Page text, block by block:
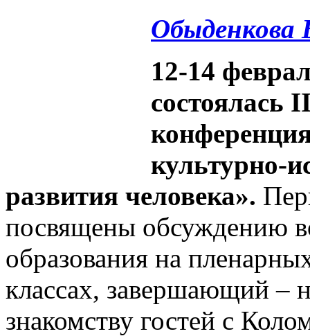
Обыденкова
12-14
состоялась
культурно-
развития человека».
посвящены обсуждению
образования на
классах, завершающий
знакомству гостей с